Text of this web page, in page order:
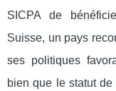
SICPA de
Suisse, un pays
ses politiques
bien que le statut